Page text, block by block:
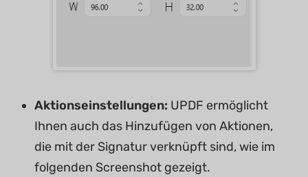
Aktionseinstellungen: UPDF ermöglicht
Ihnen auch das Hinzufügen von Aktionen,
die mit der Signatur verknüpft sind, wie im
folgenden Screenshot gezeigt.